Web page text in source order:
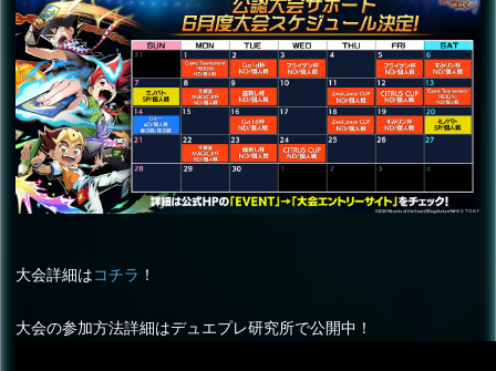
大会詳細はコチラ ！
大会の参加方法詳細はデュエプレ研究所で公開中！